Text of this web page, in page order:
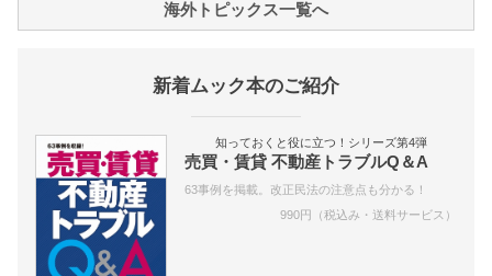
海外トピックス一覧へ
新着ムック本のご紹介
知っておくと役に立つ！シリーズ第4弾
売買・賃貸 不動産トラブルQ＆A
63事例を掲載。改正民法の注意点も分かる！
990円（税込み・送料サービス）